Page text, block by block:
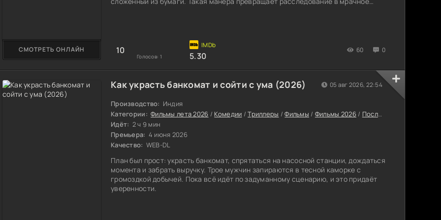
СМОТРЕТЬ ОНЛАЙН 10
Голосов: 1 5.30
60 0
Как украсть банкомат и сойти с ума (2026)
Производство: Индия
Категории: Фильмы лета 2026 / Комедии /Триллеры /Фильмы / Фильмы 2026/ Последние фильмы 2026
Идёт: 2 ч 9 мин
Премьера: 4 июня 2026
Качество: WEB-DL
План был прост: украсть банкомат, спрятаться на насосной станции, дождаться
момента и забрать выручку. Трое мужчин запираются в тесной каморке с
громоздкой добычей. Пока всё идёт по задуманному сценарию, и это придаёт
уверенности.
05 авг 2026, 22:54